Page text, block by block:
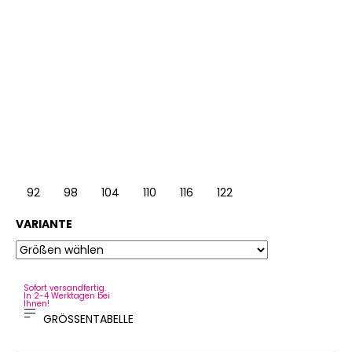
92 98 104 110 116 122
VARIANTE
Sofort versandfertig.
In 2-4 Werktagen bei
Ihnen!
GRÖSSENTABELLE